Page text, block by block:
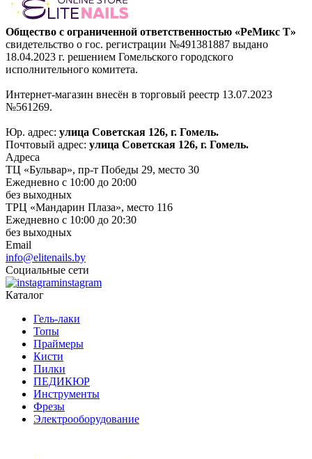
Общество с ограниченной ответственностью «РеМикс Т»
свидетельство о гос. регистрации №491381887 выдано
18.04.2023 г. решением Гомельского городского
исполнительного комитета.
Интернет-магазин внесён в торговый реестр 13.07.2023
№561269.
Юр. адрес: улица Советская 126, г. Гомель.
Почтовый адрес: улица Советская 126, г. Гомель.
Адреса
ТЦ «Бульвар», пр-т Победы 29, место 30
Ежедневно с 10:00 до 20:00
без выходных
ТРЦ «Мандарин Плаза», место 116
Ежедневно с 10:00 до 20:30
без выходных
Email
info@elitenails.by
Социальные сети
instagram
Каталог
Гель-лаки
Топы
Праймеры
Кисти
Пилки
ПЕДИКЮР
Инструменты
Фрезы
Электрооборудование